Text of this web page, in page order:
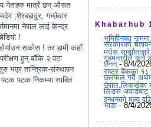
नेताहरु मात्रै छन् औसत
,शेरबहादुर, गच्छेदार
नेपाल लाई केन्द्र
!
सकोस ! तर हामी कहाँ
हुन् बाँकि २ वटा
भएर तान्त्रिक-संस्थापन
पटक पटक निकम्मा साबित
Khabarhub
भूमिहीनका
सरकारको
मधेस
गृहमन्त्रीले कुनै
छैनन्- 8/4/
राष्ट्र बैंकका १८
छलफल गर्दै
नेपाल लिकर्सका
लिडर्स अवार्डबाट
इन्धनको मूल्य
भाडा- 8/4/